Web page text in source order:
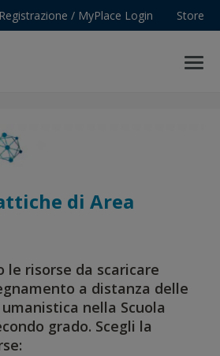
Registrazione / MyPlace Login Store
di Area
le risorse da scaricare
a distanza delle
nella Scuola
grado. Scegli la